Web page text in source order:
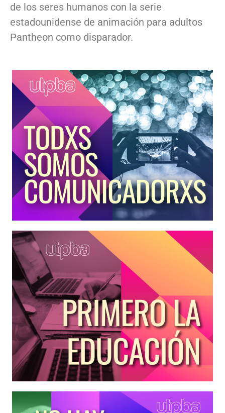
de los seres humanos con la serie
estadounidense de animación para adultos
Pantheon como disparador.